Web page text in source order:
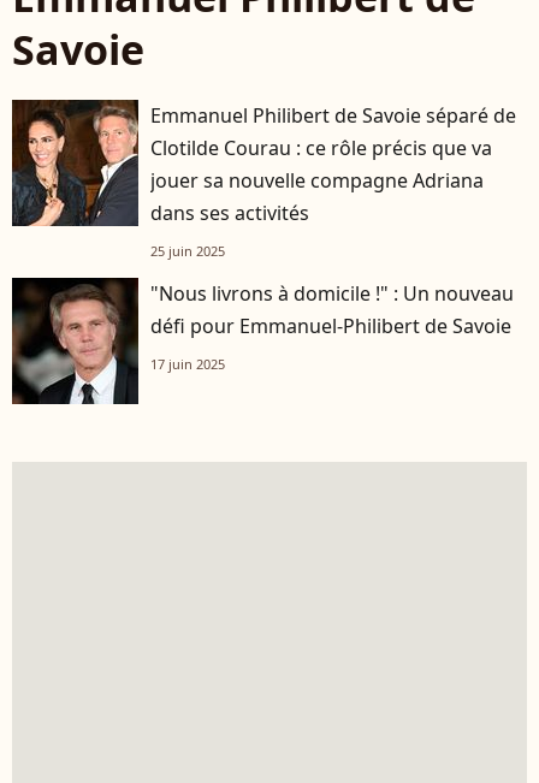
Savoie
Emmanuel Philibert de Savoie séparé de
Clotilde Courau : ce rôle précis que va
jouer sa nouvelle compagne Adriana
dans ses activités
25 juin 2025
"Nous livrons à domicile !" : Un nouveau
défi pour Emmanuel-Philibert de Savoie
17 juin 2025